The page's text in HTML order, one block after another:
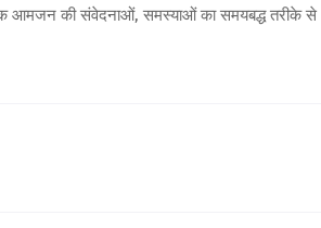
आमजन की संवेदनाओं, समस्याओं का समयबद्ध तरीके से